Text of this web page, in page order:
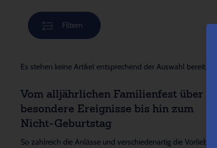
Filtern
Es stehen keine Artikel entsprechend der Auswahl bereit.
Vom alljährlichen Familienfest über
besondere Ereignisse bis hin zum
Nicht-Geburtstag
So zahlreich die Anlässe und verschiedenartig die Vorlieben